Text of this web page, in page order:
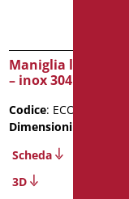
Maniglia lineare
– inox 304 lucido
Codice: ECO3-XM30/93
Dimensioni
Scheda
3D